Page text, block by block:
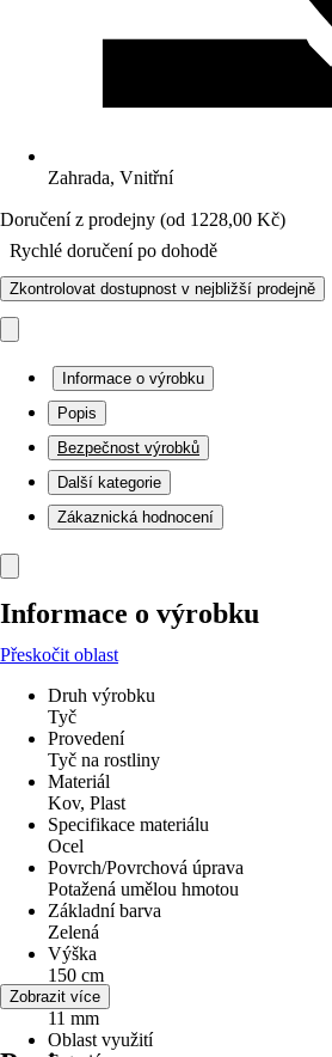
Zahrada, Vnitřní
Doručení z prodejny (od 1228,00 Kč)
Rychlé doručení po dohodě
Zkontrolovat dostupnost v nejbližší prodejně
Informace o výrobku
Popis
Bezpečnost výrobků
Další kategorie
Zákaznická hodnocení
Informace o výrobku
Přeskočit oblast
Druh výrobku
Tyč
Provedení
Tyč na rostliny
Materiál
Kov, Plast
Specifikace materiálu
Ocel
Povrch/Povrchová úprava
Potažená umělou hmotou
Základní barva
Zelená
Výška
150 cm
Průměr
11 mm
Oblast využití
Zobrazit více